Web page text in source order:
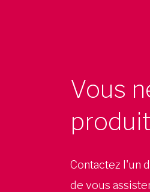
Vous
Contactez l'un
de vous